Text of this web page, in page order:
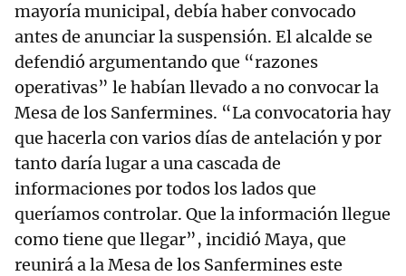
mayoría municipal, debía haber convocado
antes de anunciar la suspensión. El alcalde se
defendió argumentando que “razones
operativas” le habían llevado a no convocar la
Mesa de los Sanfermines. “La convocatoria hay
que hacerla con varios días de antelación y por
tanto daría lugar a una cascada de
informaciones por todos los lados que
queríamos controlar. Que la información llegue
como tiene que llegar”, incidió Maya, que
reunirá a la Mesa de los Sanfermines este